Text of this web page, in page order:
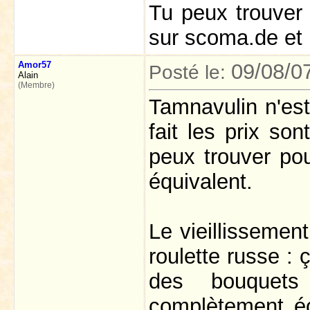
Tu peux
sur scoma.de
Amor57
Alain
(Membre)
Posté le: 09/08/
Tamnavulin
fait les prix
peux trouver
équivalent.
Le
roulette russe :
des